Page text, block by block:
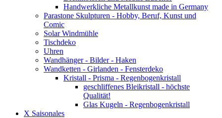
Handwerkliche Metallkunst made in Germany
Parastone Skulpturen - Hobby, Beruf, Kunst und
Comic
Solar Windmühle
Tischdeko
Uhren
Wandhänger - Bilder - Haken
Wandketten - Girlanden - Fensterdeko
Kristall - Prisma - Regenbogenkristall
geschliffenes Bleikristall - höchste
Qualität!
Glas Kugeln - Regenbogenkristall
X Saisonales